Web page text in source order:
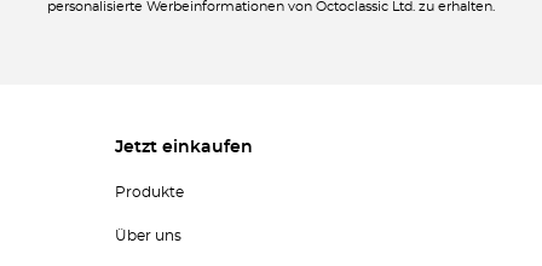
personalisierte Werbeinformationen von Octoclassic Ltd. zu erhalten.
Jetzt einkaufen
Produkte
Über uns